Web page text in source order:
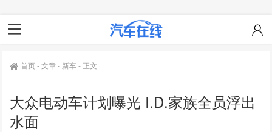
首页-文章- 新车- 正文
大众电动车计划曝光 I.D.家族全员浮出
水面